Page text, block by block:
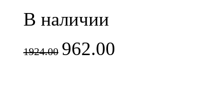
В наличии
1924.00 962.00